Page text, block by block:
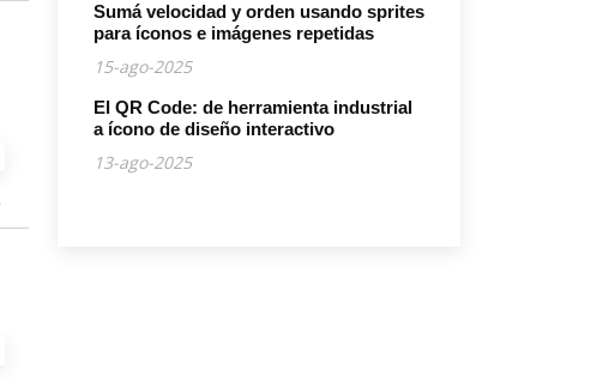
Sumá velocidad y orden usando sprites
para íconos e imágenes repetidas
15-ago-2025
El QR Code: de herramienta industrial
a ícono de diseño interactivo
13-ago-2025